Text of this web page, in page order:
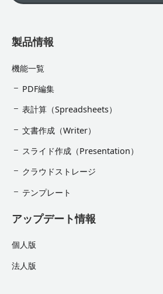
製品情報
機能一覧
PDF編集
表計算（Spreadsheets）
文書作成（Writer）
スライド作成（Presentation）
クラウドストレージ
テンプレート
アップデート情報
個人版
法人版